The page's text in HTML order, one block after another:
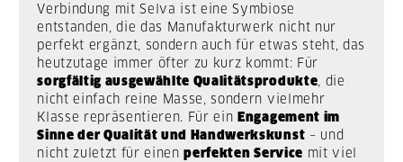
Verbindung mit Selva ist eine Symbiose
entstanden, die das Manufakturwerk nicht nur
perfekt ergänzt, sondern auch für etwas steht, das
heutzutage immer öfter zu kurz kommt: Für
sorgfältig ausgewählte Qualitätsprodukte , die
nicht einfach reine Masse, sondern vielmehr
Klasse repräsentieren. Für ein Engagement im
Sinne der Qualität und Handwerkskunst – und
nicht zuletzt für einenperfekten Service mit viel